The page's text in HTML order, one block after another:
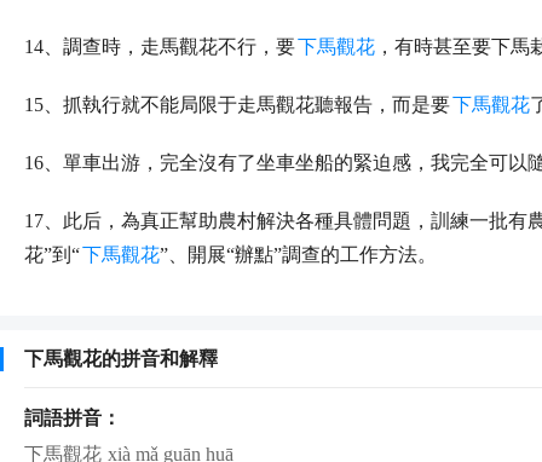
14、調查時，走馬觀花不行，要下馬觀花 ，有時甚至要下馬
15、抓執行就不能局限于走馬觀花聽報告，而是要下馬觀花
16、單車出游，完全沒有了坐車坐船的緊迫感，我完全可以
17、此后，為真正幫助農村解決各種具體問題，訓練一批有
花”到“下馬觀花”、開展“辦點”調查的工作方法。
下馬觀花的拼音和解釋
詞語拼音：
下馬觀花 xià mǎ guān huā